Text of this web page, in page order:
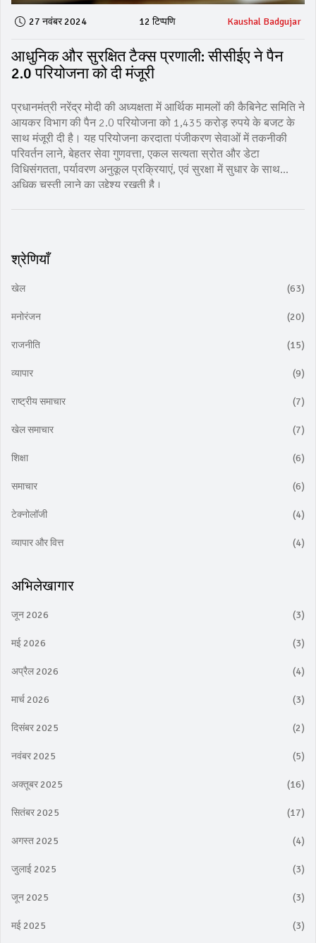
27 नवंबर 2024 12 टिप्पणि Kaushal Badgujar
आधुनिक और सुरक्षित टैक्स प्रणाली: सीसीईए ने पैन
2.0 परियोजना को दी मंजूरी
प्रधानमंत्री नरेंद्र मोदी की अध्यक्षता में आर्थिक मामलों की कैबिनेट समिति ने
आयकर विभाग की पैन 2.0 परियोजना को 1,435 करोड़ रुपये के बजट के
साथ मंजूरी दी है। यह परियोजना करदाता पंजीकरण सेवाओं में तकनीकी
परिवर्तन लाने, बेहतर सेवा गुणवत्ता, एकल सत्यता स्रोत और डेटा
विधिसंगतता, पर्यावरण अनुकूल प्रक्रियाएं, एवं सुरक्षा में सुधार के साथ
अधिक चुस्ती लाने का उद्देश्य रखती है।
श्रेणियाँ
खेल (63)
मनोरंजन (20)
राजनीति (15)
व्यापार (9)
राष्ट्रीय समाचार (7)
खेल समाचार (7)
शिक्षा (6)
समाचार (6)
टेक्नोलॉजी (4)
व्यापार और वित्त (4)
अभिलेखागार
जून 2026 (3)
मई 2026 (3)
अप्रैल 2026 (4)
मार्च 2026 (3)
दिसंबर 2025 (2)
नवंबर 2025 (5)
अक्तूबर 2025 (16)
सितंबर 2025 (17)
अगस्त 2025 (4)
जुलाई 2025 (3)
जून 2025 (3)
मई 2025 (3)